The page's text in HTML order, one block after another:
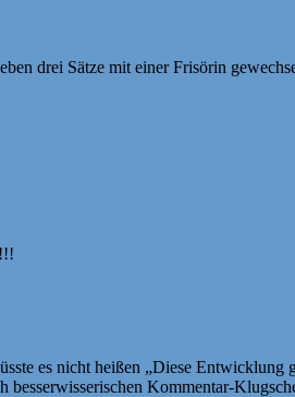
drei Sätze mit einer Frisörin
es nicht heißen „Diese
Kommentar-